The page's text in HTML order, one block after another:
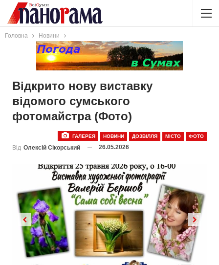
Головна Новини
Відкрито нову виставку
відомого сумського
фотомайстра (Фото)
ГАЛЕРЕЯ НОВИНИ ДОЗВІЛЛЯ МІСТО ФОТО
Від Олексій Сікорський 26.05.2026
Previous Next